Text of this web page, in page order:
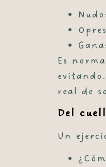
Es
real de
Del
Un